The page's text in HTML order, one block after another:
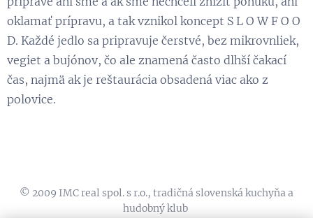
oklamať prípravu, a tak vznikol koncept S L O W F O O
D. Každé jedlo sa pripravuje čerstvé, bez mikrovnliek,
vegiet a bujónov, čo ale znamená často dlhší čakací
čas, najmä ak je reštaurácia obsadená viac ako z
polovice.
© 2009 IMC real spol. s r.o., tradičná slovenská kuchyňa a
hudobný klub